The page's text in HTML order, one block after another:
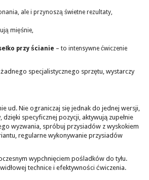
ale i przynoszą świetne rezultaty,
mięśnie,
przy ścianie – to intensywne ćwiczenie
specjalistycznego sprzętu, wystarczy
ud. Nie ograniczaj się jednak do jednej wersji,
specyficznej pozycji, aktywują zupełnie
wyzwania, spróbuj przysiadów z wyskokiem
regularne wykonywanie przysiadów
wypchnięciem pośladków do tyłu.
technice i efektywności ćwiczenia.